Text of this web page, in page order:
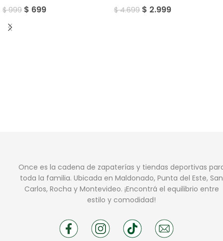
$999 $ 699 $4.699 $ 2.999
Once es la cadena de zapaterías y tiendas deportivas
toda la familia. Ubicada en Maldonado, Punta del Este, San
Carlos, Rocha y Montevideo. ¡Encontrá el equilibrio entre
estilo y comodidad!